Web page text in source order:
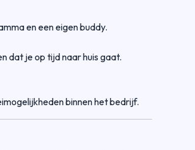
en een eigen buddy.
dat je op tijd naar huis gaat.
binnen het bedrijf.